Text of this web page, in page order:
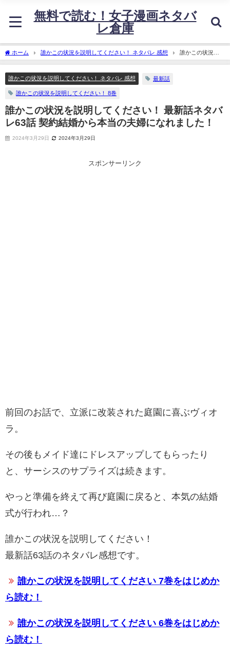
無料で読む！女子漫画ネタバ
レ倉庫
ホーム 誰かこの状況を説明してください！ ネタバレ 感想
誰かこの状況を
説明してください！ 最新話ネタバレ63話 契約結婚から本当の夫婦になれました！
誰かこの状況を説明してください！ ネタバレ 感想 最新話
誰かこの状況を説明してください！ 8巻
誰かこの状況を説明してください！ 最新話ネタバ
レ63話 契約結婚から本当の夫婦になれました！
2024年3月29日 2024年3月29日
スポンサーリンク
前回のお話で、立派に改装された庭園に喜ぶヴィオ
ラ。
その後もメイド達にドレスアップしてもらったり
と、サーシスのサプライズは続きます。
やっと準備を終えて再び庭園に戻ると、本気の結婚
式が行われ…？
誰かこの状況を説明してください！
最新話63話のネタバレ感想です。
誰かこの状況を説明してください 7巻をはじめか
ら読む！
誰かこの状況を説明してください 6巻をはじめか
ら読む！